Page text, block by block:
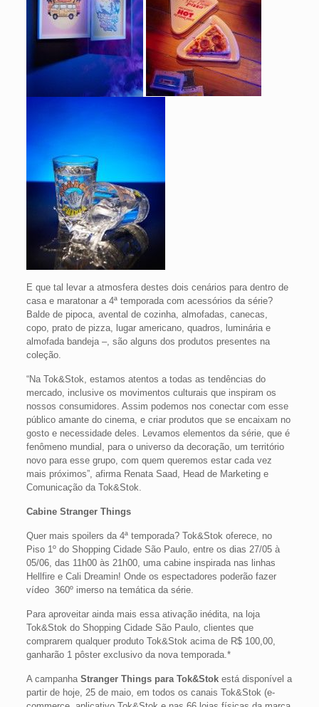
E que tal levar a atmosfera destes dois cenários para dentro de
casa e maratonar a 4ª temporada com acessórios da série?
Balde de pipoca, avental de cozinha, almofadas, canecas,
copo, prato de pizza, lugar americano, quadros, luminária e
almofada bandeja –, são alguns dos produtos presentes na
coleção.
“Na Tok&Stok, estamos atentos a todas as tendências do
mercado, inclusive os movimentos culturais que inspiram os
nossos consumidores. Assim podemos nos conectar com esse
público amante do cinema, e criar produtos que se encaixam no
gosto e necessidade deles. Levamos elementos da série, que é
fenômeno mundial, para o universo da decoração, um território
novo para esse grupo, com quem queremos estar cada vez
mais próximos”, afirma Renata Saad, Head de Marketing e
Comunicação da Tok&Stok.
Cabine Stranger Things
Quer mais spoilers da 4ª temporada? Tok&Stok oferece, no
Piso 1º do Shopping Cidade São Paulo, entre os dias 27/05 à
05/06, das 11h00 às 21h00, uma cabine inspirada nas linhas
Hellfire e Cali Dreamin! Onde os espectadores poderão fazer
vídeo 360º imerso na temática da série.
Para aproveitar ainda mais essa ativação inédita, na loja
Tok&Stok do Shopping Cidade São Paulo, clientes que
comprarem qualquer produto Tok&Stok acima de R$ 100,00,
ganharão 1 pôster exclusivo da nova temporada.*
A campanha Stranger Things para Tok&Stokestá disponível a
partir de hoje, 25 de maio, em todos os canais Tok&Stok (e-